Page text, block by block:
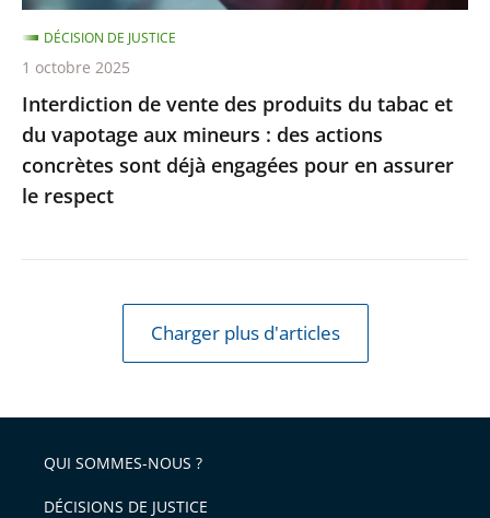
vapotage
aux
mineurs
:
des
actions
concrètes
le
Interdiction de vente des produits du tabac et
du vapotage aux mineurs : des actions
concrètes sont déjà engagées pour en assurer
le respect
DÉCISION DE JUSTICE
1 octobre 2025
Charger plus d'articles
QUI SOMMES-NOUS ?
DÉCISIONS DE JUSTICE